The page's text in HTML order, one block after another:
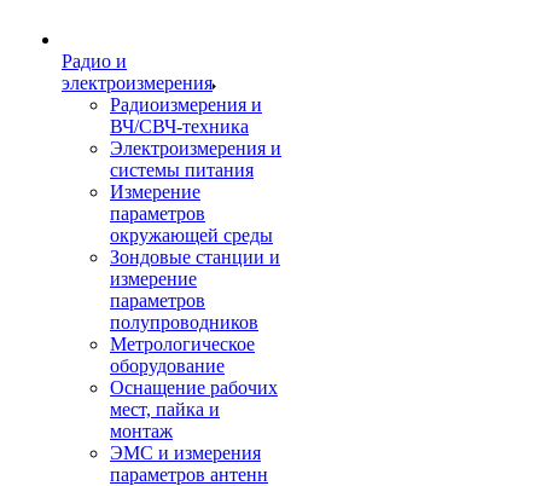
Радио и
электроизмерения
Радиоизмерения и
ВЧ/СВЧ-техника
Электроизмерения и
системы питания
Измерение
параметров
окружающей среды
Зондовые станции и
измерение
параметров
полупроводников
Метрологическое
оборудование
Оснащение рабочих
мест, пайка и
монтаж
ЭМС и измерения
параметров антенн